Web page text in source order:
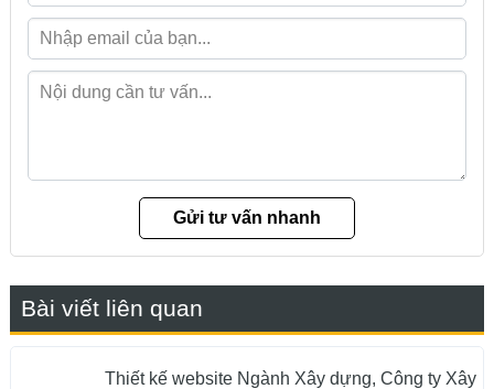
Bài viết liên quan
Thiết kế website Ngành Xây dựng, Công ty Xây